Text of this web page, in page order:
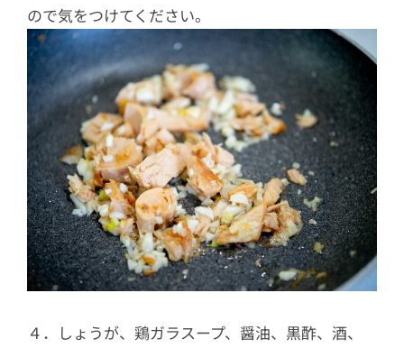
ので気をつけてください。
４．しょうが、鶏ガラスープ、醤油、黒酢、酒、